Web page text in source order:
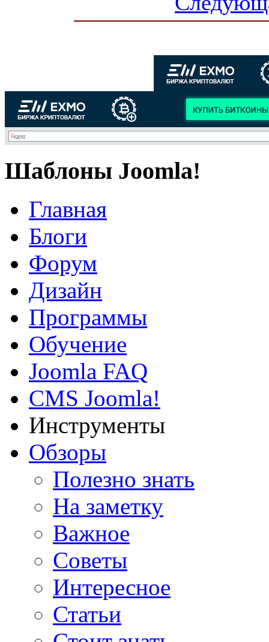
Шаблоны Joomla!
Главная
Блоги
Форум
Дизайн
Программы
Обучение
Joomla FAQ
CMS Joomla!
Инструменты
Обзоры
Полезно знать
На заметку
Важное
Советы
Интересное
Статьи